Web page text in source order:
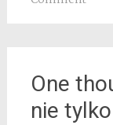
One
nie